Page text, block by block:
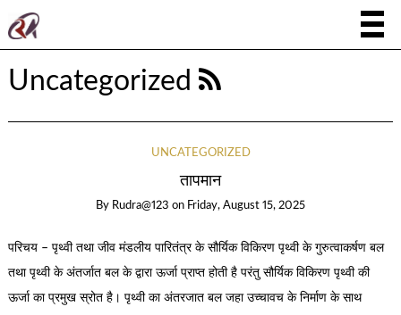
Uncategorized
UNCATEGORIZED
तापमान
By Rudra@123 on Friday, August 15, 2025
परिचय – पृथ्वी तथा जीव मंडलीय पारितंत्र के सौर्यिक विकिरण पृथ्वी के गुरुत्वाकर्षण बल
तथा पृथ्वी के अंतर्जात बल के द्वारा ऊर्जा प्राप्त होती है परंतु सौर्यिक विकिरण पृथ्वी की
ऊर्जा का प्रमुख स्रोत है। पृथ्वी का अंतरजात बल जहा उच्चावच के निर्माण के साथ